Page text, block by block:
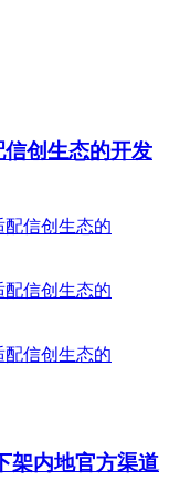
创生态的开发
架内地官方渠道